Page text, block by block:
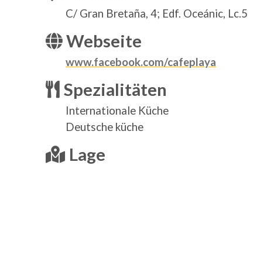
C/ Gran Bretaña, 4; Edf. Oceánic, Lc.5
Webseite
www.facebook.com/cafeplaya
Spezialitäten
Internationale Küche
Deutsche küche
Lage